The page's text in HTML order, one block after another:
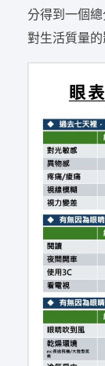
分得到一個
對生活質量的